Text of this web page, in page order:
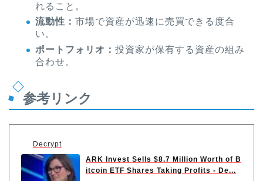
れること。
流動性： 市場で資産が迅速に売買できる度合
い。
ポートフォリオ： 投資家が保有する資産の組み
合わせ。
参考リンク
Decrypt
ARK Invest Sells $8.7 Million Worth of B
itcoin ETF Shares Taking Profits - De...